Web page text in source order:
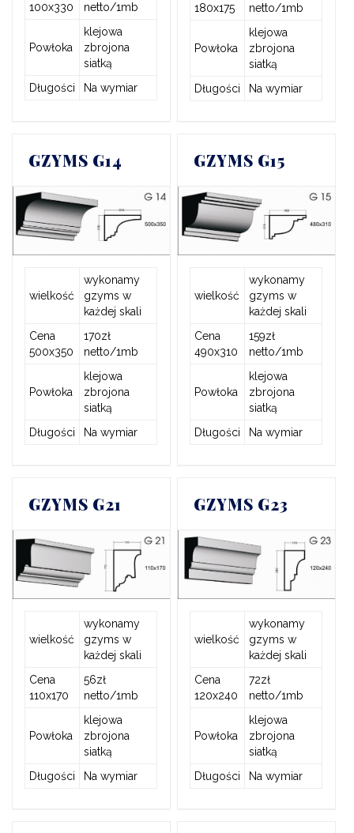
100x330
netto/1mb
Powłoka
klejowa
zbrojona
siatką
Długości
Na wymiar
180x175
netto/1mb
Powłoka
klejowa
zbrojona
siatką
Długości
Na wymiar
GZYMS G14
wielkość
wykonamy
gzyms w
każdej skali
Cena
500x350
170zł
netto/1mb
Powłoka
klejowa
zbrojona
siatką
Długości
Na wymiar
GZYMS G15
wielkość
wykonamy
gzyms w
każdej skali
Cena
490x310
159zł
netto/1mb
Powłoka
klejowa
zbrojona
siatką
Długości
Na wymiar
GZYMS G21
wielkość
wykonamy
gzyms w
każdej skali
Cena
110x170
56zł
netto/1mb
Powłoka
klejowa
zbrojona
siatką
Długości
Na wymiar
GZYMS G23
wielkość
wykonamy
gzyms w
każdej skali
Cena
120x240
72zł
netto/1mb
Powłoka
klejowa
zbrojona
siatką
Długości
Na wymiar